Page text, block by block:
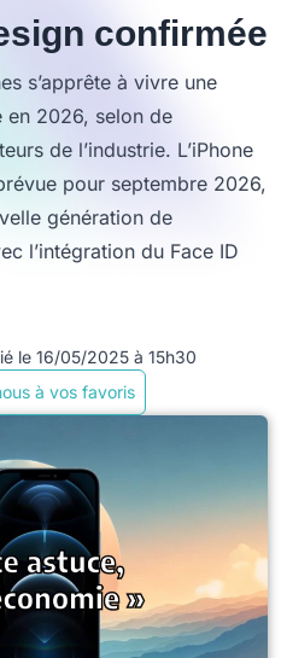
confirmée
s’apprête à vivre une
en 2026, selon de
de l’industrie. L’iPhone
pour septembre 2026,
génération de
l’intégration du Face ID
le 16/05/2025 à 15h30
à vos favoris